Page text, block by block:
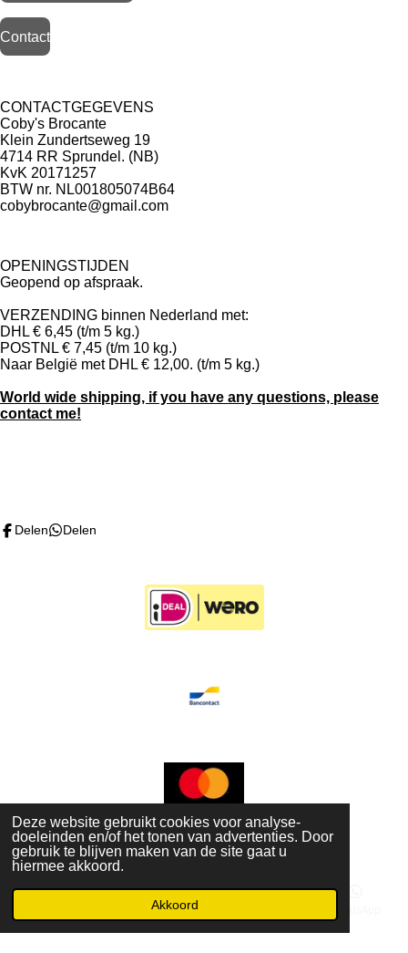
Deze website gebruikt cookies voor analyse-
doeleinden en/of het tonen van advertenties. Door
gebruik te blijven maken van de site gaat u
hiermee akkoord.
Akkoord
Contact
CONTACTGEGEVENS
Coby's Brocante
Klein Zundertseweg 19
4714 RR Sprundel. (NB)
KvK 20171257
BTW nr. NL001805074B64
cobybrocante@gmail.com
OPENINGSTIJDEN
Geopend op afspraak.
VERZENDING binnen Nederland met:
DHL € 6,45 (t/m 5 kg.)
POSTNL € 7,45 (t/m 10 kg.)
Naar België met DHL € 12,00. (t/m 5 kg.)
World wide shipping, if you have any questions, please
contact me!
c
e
s
t
t
Delen Delen
© 2022 - 2026 cobybrocante
Powered byJouwWeb
Telefoonnummer